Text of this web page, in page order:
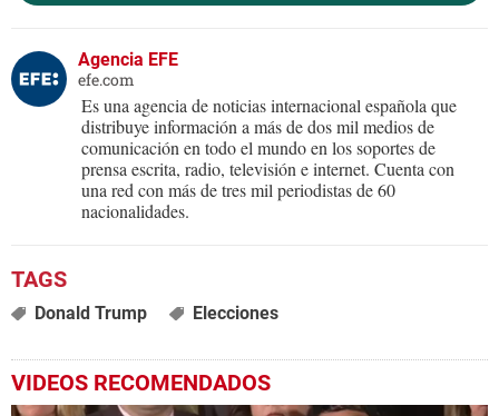
Agencia EFE
efe.com
Es una agencia de noticias internacional española que
distribuye información a más de dos mil medios de
comunicación en todo el mundo en los soportes de
prensa escrita, radio, televisión e internet. Cuenta con
una red con más de tres mil periodistas de 60
nacionalidades.
Donald Trump Elecciones
VIDEOS RECOMENDADOS